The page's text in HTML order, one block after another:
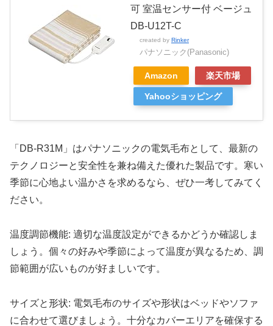
可 室温センサー付 ベージュ
DB-U12T-C
created by Rinker
パナソニック(Panasonic)
Amazon 楽天市場
Yahooショッピング
「DB-R31M」はパナソニックの電気毛布として、最新の
テクノロジーと安全性を兼ね備えた優れた製品です。寒い
季節に心地よい温かさを求めるなら、ぜひ一考してみてく
ださい。
温度調節機能: 適切な温度設定ができるかどうか確認しま
しょう。個々の好みや季節によって温度が異なるため、調
節範囲が広いものが好ましいです。
サイズと形状: 電気毛布のサイズや形状はベッドやソファ
に合わせて選びましょう。十分なカバーエリアを確保する